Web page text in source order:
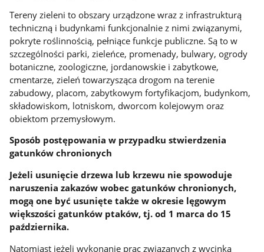
Tereny zieleni to obszary urządzone wraz z infrastrukturą
techniczną i budynkami funkcjonalnie z nimi związanymi,
pokryte roślinnością, pełniące funkcje publiczne. Są to w
szczególności parki, zieleńce, promenady, bulwary, ogrody
botaniczne, zoologiczne, jordanowskie i zabytkowe,
cmentarze, zieleń towarzysząca drogom na terenie
zabudowy, placom, zabytkowym fortyfikacjom, budynkom,
składowiskom, lotniskom, dworcom kolejowym oraz
obiektom przemysłowym.
Sposób postępowania w przypadku stwierdzenia
gatunków chronionych
Jeżeli usunięcie drzewa lub krzewu nie spowoduje
naruszenia zakazów wobec gatunków chronionych,
mogą one być usunięte także w okresie lęgowym
większości gatunków ptaków, tj. od 1 marca do 15
października.
Natomiast jeżeli wykonanie prac związanych z wycinką